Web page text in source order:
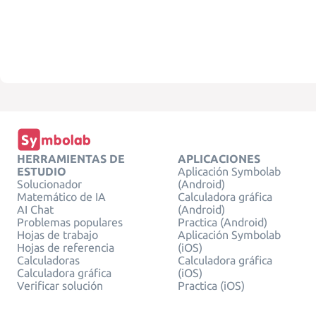
HERRAMIENTAS DE
ESTUDIO
Solucionador
Matemático de IA
AI Chat
Problemas populares
Hojas de trabajo
Hojas de referencia
Calculadoras
Calculadora gráfica
Verificar solución
APLICACIONES
Aplicación Symbolab
(Android)
Calculadora gráfica
(Android)
Practica (Android)
Aplicación Symbolab
(iOS)
Calculadora gráfica
(iOS)
Practica (iOS)